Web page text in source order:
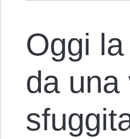
Oggi
da una